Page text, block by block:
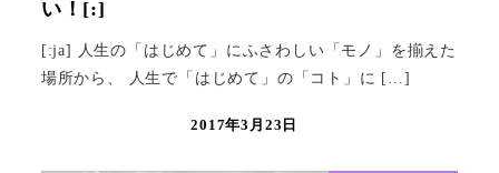
い！[:]
[:ja] 人生の「はじめて」にふさわしい「モノ」を揃えた
場所から、 人生で「はじめて」の「コト」に […]
2017年3月23日